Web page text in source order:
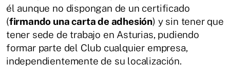
él aunque no dispongan de un certificado
(firmando una carta de adhesión) y sin tener que
tener sede de trabajo en Asturias, pudiendo
formar parte del Club cualquier empresa,
independientemente de su localización.